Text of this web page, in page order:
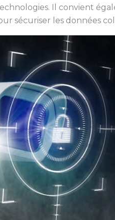
Il convient
sécuriser les données